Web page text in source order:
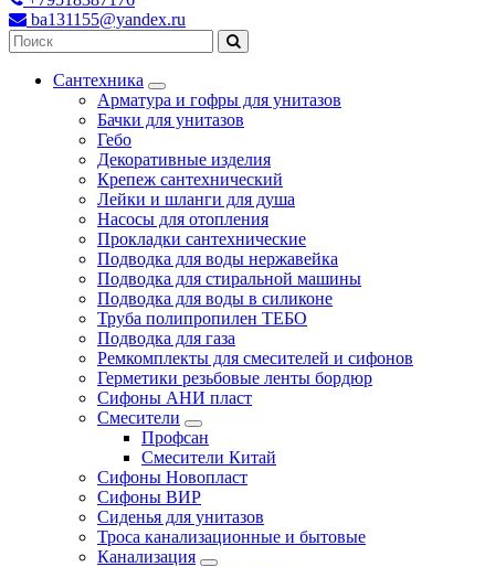
ba131155@yandex.ru
Сантехника
Арматура и гофры для унитазов
Бачки для унитазов
Гебо
Декоративные изделия
Крепеж сантехнический
Лейки и шланги для душа
Насосы для отопления
Прокладки сантехнические
Подводка для воды нержавейка
Подводка для стиральной машины
Подводка для воды в силиконе
Труба полипропилен ТЕБО
Подводка для газа
Ремкомплекты для смесителей и сифонов
Герметики резьбовые ленты бордюр
Сифоны АНИ пласт
Смесители
Профсан
Смесители Китай
Сифоны Новопласт
Сифоны ВИР
Сиденья для унитазов
Троса канализационные и бытовые
Канализация